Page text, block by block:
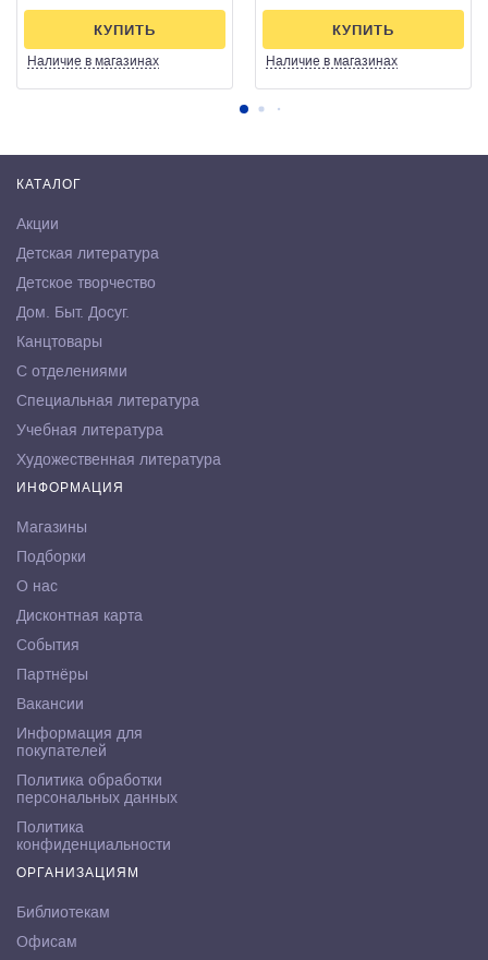
Наличие в магазинах
КУПИТЬ
Наличие в магазинах
КУПИТЬ
КАТАЛОГ
Акции
Детская литература
Детское творчество
Дом. Быт. Досуг.
Канцтовары
С отделениями
Специальная литература
Учебная литература
Художественная литература
ИНФОРМАЦИЯ
Магазины
Подборки
О нас
Дисконтная карта
События
Партнёры
Вакансии
Информация для
покупателей
Политика обработки
персональных данных
Политика
конфиденциальности
ОРГАНИЗАЦИЯМ
Библиотекам
Офисам